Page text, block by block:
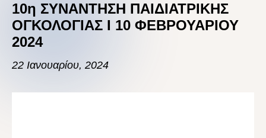
10η ΣΥΝΑΝΤΗΣΗ ΠΑΙΔΙΑΤΡΙΚΗΣ
ΟΓΚΟΛΟΓΙΑΣ I 10 ΦΕΒΡΟΥΑΡΙΟΥ
2024
22 Ιανουαρίου, 2024